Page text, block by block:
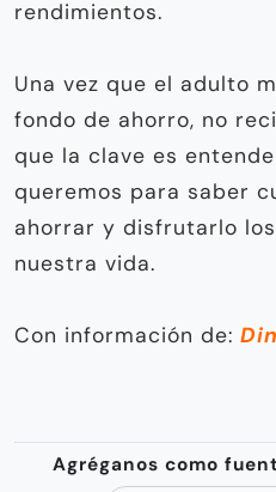
rendimientos.
Una vez que el adulto
fondo de ahorro, no
que la clave es
queremos para saber
ahorrar y disfrutarlo
nuestra vida.
Con información de:
Agréganos como